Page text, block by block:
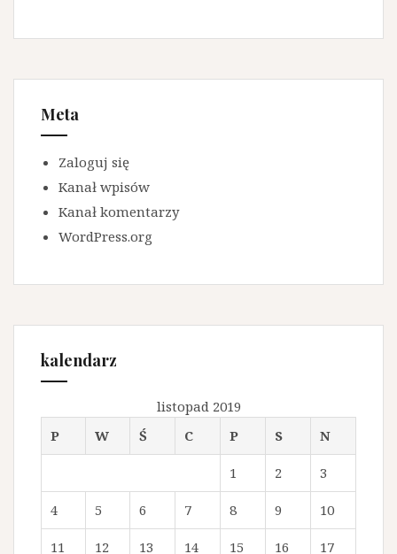
Meta
Zaloguj się
Kanał wpisów
Kanał komentarzy
WordPress.org
kalendarz
listopad 2019
P
W Ś C P S N
1 2 3
4 5 6 7 8 9 10
11 12 13 14 15 16 17